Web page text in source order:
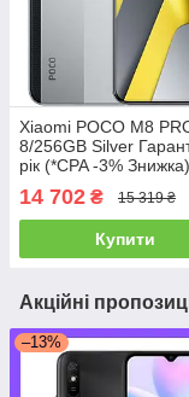
Xiaomi POCO M8
8/256GB Silver
рік (*CPA -3%
14 702 ₴ 15 319 ₴
Купити
Акційні
–13%